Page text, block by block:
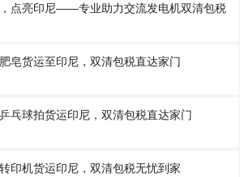
点亮印尼——专业助力交流发电机双清包税
皂货运至印尼，双清包税直达家门
乓球拍货运印尼，双清包税直达家门
印机货运印尼，双清包税无忧到家